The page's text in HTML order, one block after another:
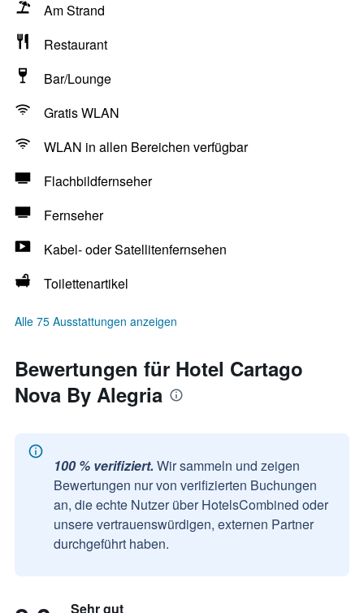
Am Strand
Restaurant
Bar/Lounge
Gratis WLAN
WLAN in allen Bereichen verfügbar
Flachbildfernseher
Fernseher
Kabel- oder Satellitenfernsehen
Toilettenartikel
Alle 75 Ausstattungen anzeigen
Bewertungen für Hotel Cartago
Nova By Alegria
100 % verifiziert. Wir sammeln und zeigen
Bewertungen nur von verifizierten Buchungen
an, die echte Nutzer über HotelsCombined oder
unsere vertrauenswürdigen, externen Partner
durchgeführt haben.
Sehr gut